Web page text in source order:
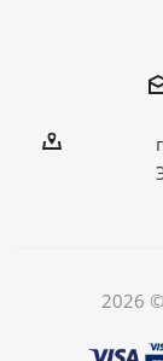
2026 ©